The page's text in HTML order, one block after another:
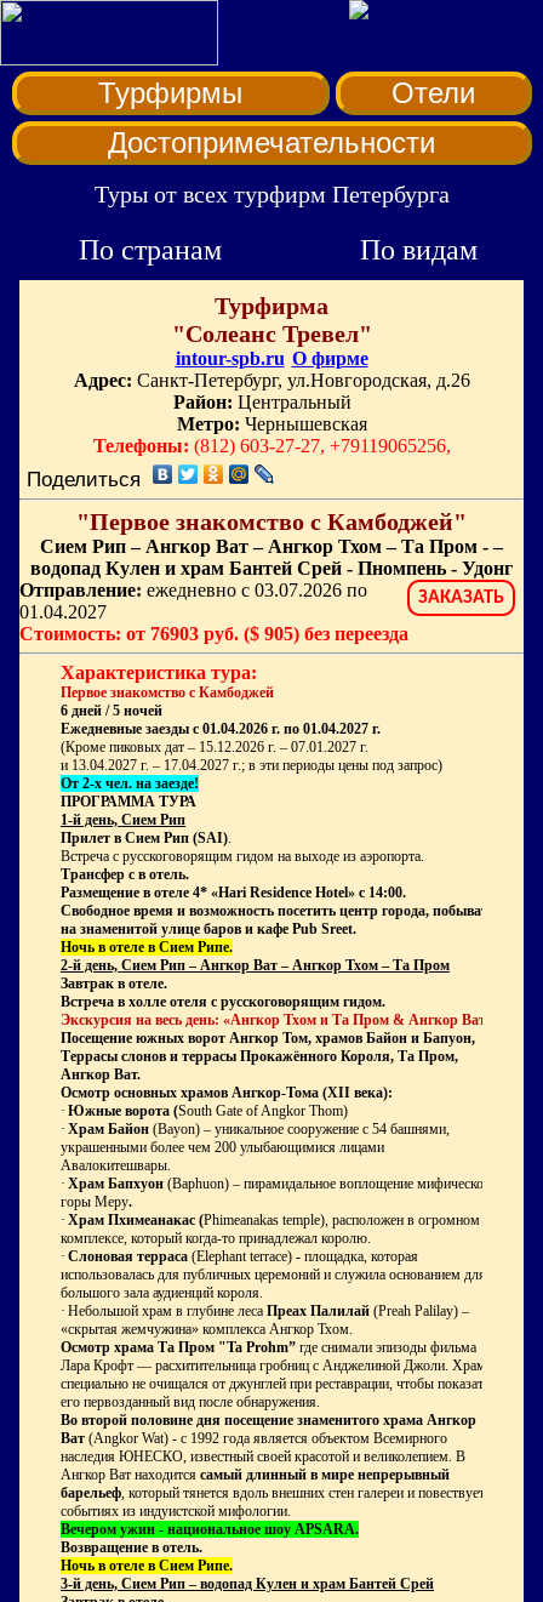
Турфирмы
Отели
Достопримечательности
Туры от всех турфирм Петербурга
По странам По видам
Турфирма
"Солеанс Тревел"
intour-spb.ru О фирме
Адрес: Санкт-Петербург, ул.Новгородская, д.26
Район: Центральный
Метро: Чернышевская
Телефоны: (812) 603-27-27, +79119065256,
Поделиться
"Первое знакомство с Камбоджей"
Сием Рип – Ангкор Ват – Ангкор Тхом – Та Пром - –
водопад Кулен и храм Бантей Срей - Пномпень - Удонг
ЗАКАЗАТЬ
Отправление: ежедневно с 03.07.2026 по
01.04.2027
Стоимость: от 76903 руб. ($ 905) без переезда
Характеристика тура:
Первое знакомство с Камбоджей
6 дней / 5 ночей
Ежедневные заезды с 01.04.2026 г. по 01.04.2027 г.
(Кроме пиковых дат – 15.12.2026 г. – 07.01.2027 г.
и 13.04.2027 г. – 17.04.2027 г.; в эти периоды цены под запрос)
От 2-х чел. на заезде!
ПРОГРАММА ТУРА
1-й день, Сием Рип
Прилет в Сием Рип (SAI).
Встреча с русскоговорящим гидом на выходе из аэропорта.
Трансфер с в отель.
Размещение в отеле 4* «Hari Residence Hotel» с 14:00.
Свободное время и возможность посетить центр города, побывать
на знаменитой улице баров и кафе Pub Sreet.
Ночь в отеле в Сием Рипе.
2-й день, Сием Рип – Ангкор Ват – Ангкор Тхом – Та Пром
Завтрак в отеле.
Встреча в холле отеля с русскоговорящим гидом.
Экскурсия на весь день: «Ангкор Тхом и Та Пром & Ангкор Ват».
Посещение южных ворот Ангкор Том, храмов Байон и Бапуон,
Террасы слонов и террасы Прокажённого Короля, Та Пром,
Ангкор Ват.
Осмотр основных храмов Ангкор-Тома (XII века):
· Южные ворота (South Gate of Angkor Thom)
· Храм Байон (Bayon) – уникальное сооружение с 54 башнями,
украшенными более чем 200 улыбающимися лицами
Авалокитешвары.
· Храм Бапхуон (Baphuon) – пирамидальное воплощение мифической
горы Меру.
· Храм Пхимеанакас (Phimeanakas temple), расположен в огромном
комплексе, который когда-то принадлежал королю.
· Слоновая терраса (Elephant terrace) - площадка, которая
использовалась для публичных церемоний и служила основанием для
большого зала аудиенций короля.
· Небольшой храм в глубине леса Преах Палилай (Preah Palilay) –
«скрытая жемчужина» комплекса Ангкор Тхом.
Осмотр храма Та Пром "Ta Prohm” где снимали эпизоды фильма
Лара Крофт — расхитительница гробниц с Анджелиной Джоли. Храм
специально не очищался от джунглей при реставрации, чтобы показать
его первозданный вид после обнаружения.
Во второй половине дня посещение знаменитого храма Ангкор
Ват (Angkor Wat) - с 1992 года является объектом Всемирного
наследия ЮНЕСКО, известный своей красотой и великолепием. В
Ангкор Ват находится самый длинный в мире непрерывный
барельеф, который тянется вдоль внешних стен галереи и повествует о
событиях из индуистской мифологии.
Вечером ужин - национальное шоу APSARA.
Возвращение в отель.
Ночь в отеле в Сием Рипе.
3-й день, Сием Рип – водопад Кулен и храм Бантей Срей